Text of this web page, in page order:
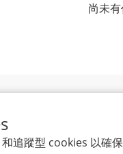
追蹤型 cookies 以確
尚未